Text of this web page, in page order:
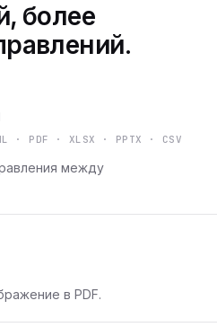
более
· PDF · XLSX · PPTX · CSV
между
в PDF.